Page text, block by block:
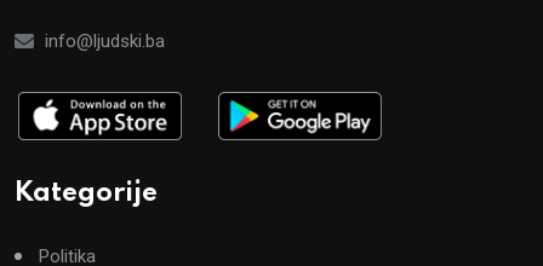
info@ljudski.ba
Kategorije
Politika